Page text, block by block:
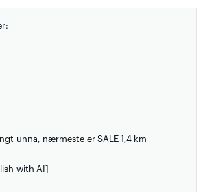
unna, nærmeste er SALE 1,4 km
with AI]